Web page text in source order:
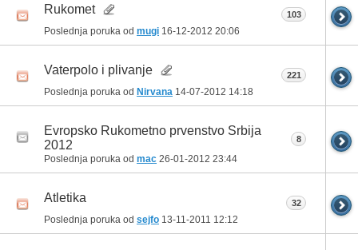
Rukomet
Poslednja poruka od mugi 16-12-2012 20:06
103
Vaterpolo i plivanje
Poslednja poruka od Nirvana 14-07-2012 14:18
221
Evropsko Rukometno prvenstvo Srbija
2012
Poslednja poruka od mac 26-01-2012 23:44
8
Atletika
Poslednja poruka od sejfo 13-11-2011 12:12
32